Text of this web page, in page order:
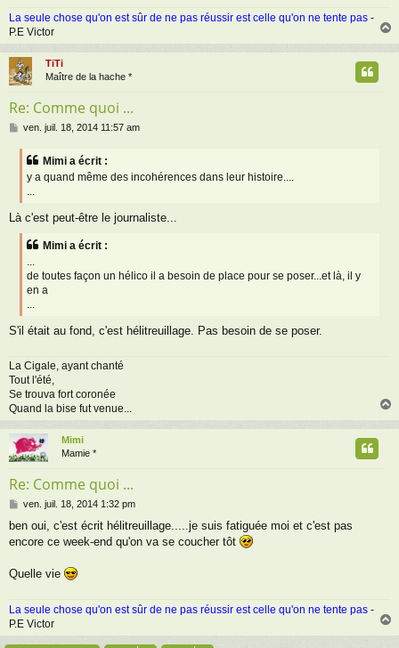
La seule chose qu'on est sûr de ne pas réussir est celle qu'on ne tente pas -
P.E Victor
u
TiTi
Maître de la hache *
Re: Comme quoi ...
M
e
ven. juil. 18, 2014 11:57 am
Mimi a écrit :
y a quand même des incohérences dans leur histoire....
...
Là c'est peut-être le journaliste...
Mimi a écrit :
...
de toutes façon un hélico il a besoin de place pour se poser...et là, il y
en a
...
S'il était au fond, c'est hélitreuillage. Pas besoin de se poser.
La Cigale, ayant chanté
Tout l'été,
Se trouva fort coronée
Quand la bise fut venue...
Mimi
Mamie *
Re: Comme quoi ...
M
s
s
g
ven. juil. 18, 2014 1:32 pm
ben oui, c'est écrit hélitreuillage.....je suis fatiguée moi et c'est pas
encore ce week-end qu'on va se coucher tôt
Quelle vie
La seule chose qu'on est sûr de ne pas réussir est celle qu'on ne tente pas -
P.E Victor
a